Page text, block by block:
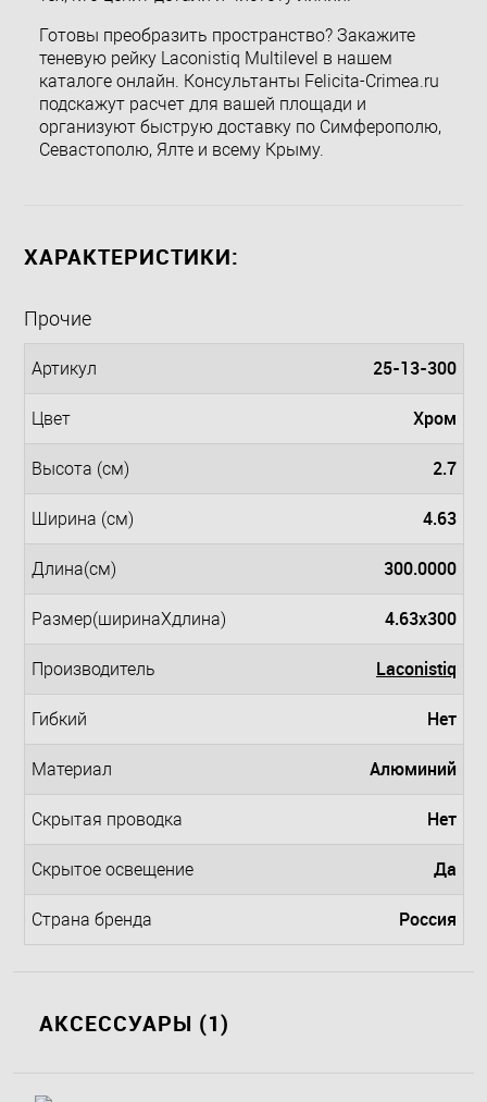
Готовы преобразить пространство? Закажите
теневую рейку Laconistiq Multilevel в нашем
каталоге онлайн. Консультанты Felicita-Crimea.ru
подскажут расчет для вашей площади и
организуют быструю доставку по Симферополю,
Севастополю, Ялте и всему Крыму.
ХАРАКТЕРИСТИКИ:
Прочие
Артикул 25-13-300
Цвет Хром
Высота (см) 2.7
Ширина (см) 4.63
Длина(см) 300.0000
Размер(ширинаXдлина) 4.63x300
Производитель Laconistiq
Гибкий Нет
Материал Алюминий
Скрытая проводка Нет
Скрытое освещение Да
Страна бренда Россия
АКСЕССУАРЫ (1)